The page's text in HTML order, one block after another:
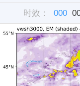
0-3公
时效： 000
008
016
024